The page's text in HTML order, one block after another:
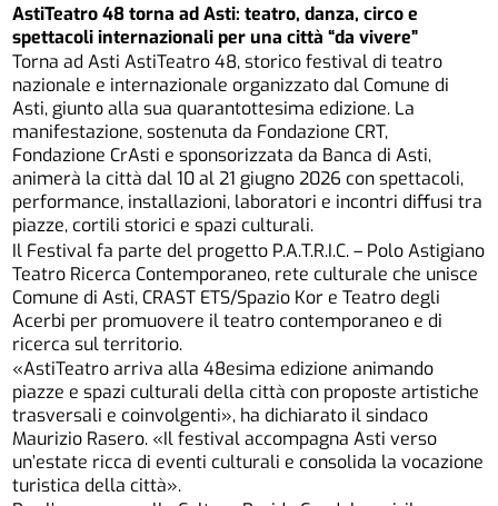
AstiTeatro 48 torna ad Asti: teatro, danza, circo e
spettacoli internazionali per una città “da vivere”
Torna ad Asti AstiTeatro 48, storico festival di teatro
nazionale e internazionale organizzato dal Comune di
Asti, giunto alla sua quarantottesima edizione. La
manifestazione, sostenuta da Fondazione CRT,
Fondazione CrAsti e sponsorizzata da Banca di Asti,
animerà la città dal 10 al 21 giugno 2026 con spettacoli,
performance, installazioni, laboratori e incontri diffusi tra
piazze, cortili storici e spazi culturali.
Il Festival fa parte del progetto P.A.T.R.I.C. – Polo Astigiano
Teatro Ricerca Contemporaneo, rete culturale che unisce
Comune di Asti, CRAST ETS/Spazio Kor e Teatro degli
Acerbi per promuovere il teatro contemporaneo e di
ricerca sul territorio.
«AstiTeatro arriva alla 48esima edizione animando
piazze e spazi culturali della città con proposte artistiche
trasversali e coinvolgenti», ha dichiarato il sindaco
Maurizio Rasero. «Il festival accompagna Asti verso
un’estate ricca di eventi culturali e consolida la vocazione
turistica della città».